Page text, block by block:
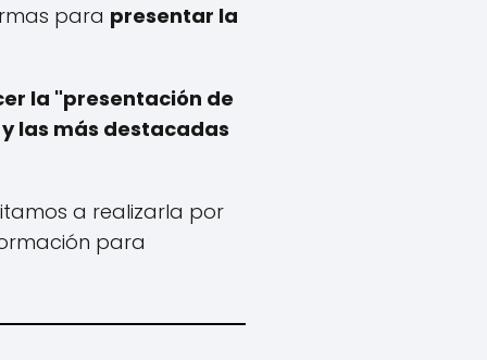
para presentar la
la "presentación de
las más destacadas
a realizarla por
para